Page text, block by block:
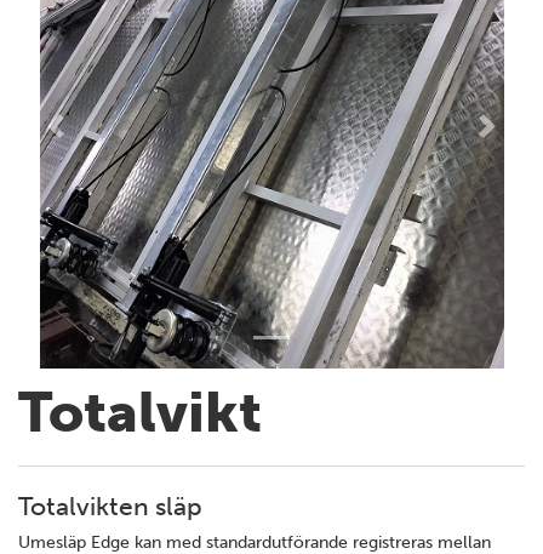
Previous Next
Totalvikt
Totalvikten släp
Umesläp Edge kan med standardutförande registreras mellan